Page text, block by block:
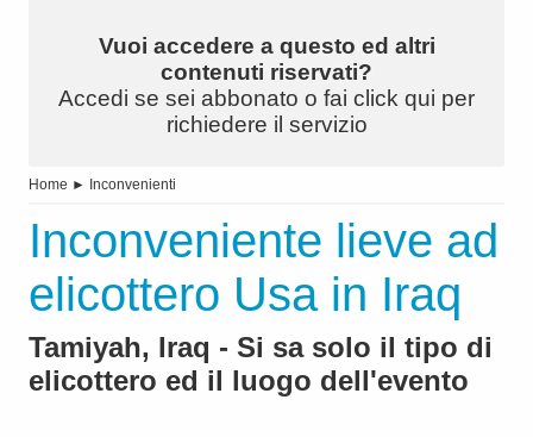
Vuoi accedere a questo ed altri
contenuti riservati?
Accedi se sei abbonato o fai click qui per
richiedere il servizio
Home ► Inconvenienti
Inconveniente lieve ad
elicottero Usa in Iraq
Tamiyah, Iraq - Si sa solo il tipo di
elicottero ed il luogo dell'evento